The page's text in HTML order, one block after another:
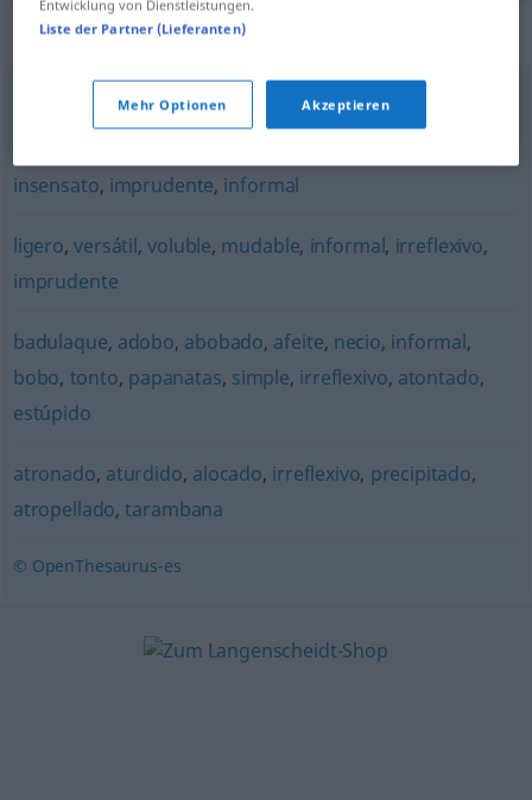
Synonyme für "atolondrado"
mamarracho,adefesio,esperpento,facha,
insensato, imprudente, informal
ligero,versátil,voluble, mudable, informal, irreflexivo,
imprudente
badulaque, adobo, abobado, afeite, necio, informal,
bobo, tonto, papanatas, simple, irreflexivo, atontado,
estúpido
atronado, aturdido, alocado, irreflexivo, precipitado,
atropellado,tarambana
© OpenThesaurus-es
Entwicklung von Dienstleistungen.
Liste der Partner (Lieferanten)
Mehr Optionen Akzeptieren